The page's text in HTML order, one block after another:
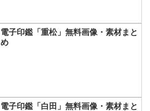
電子印鑑「重松」無料画像・素材まと
め
電子印鑑「白田」無料画像・素材まと